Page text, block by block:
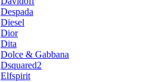
Despada
Diesel
Dior
Dita
Dolce & Gabbana
Dsquared2
Elfspirit